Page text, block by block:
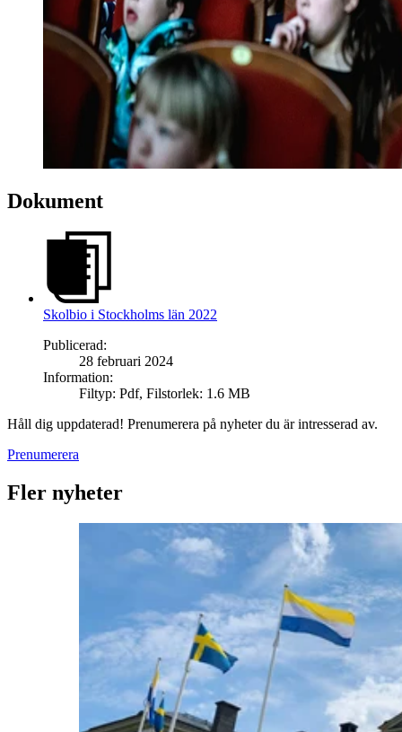
Dokument
Skolbio i Stockholms län 2022
Publicerad:
28 februari 2024
Information:
Filtyp: Pdf, Filstorlek: 1.6 MB
Håll dig uppdaterad! Prenumerera på nyheter du är intresserad av.
Prenumerera
Fler nyheter